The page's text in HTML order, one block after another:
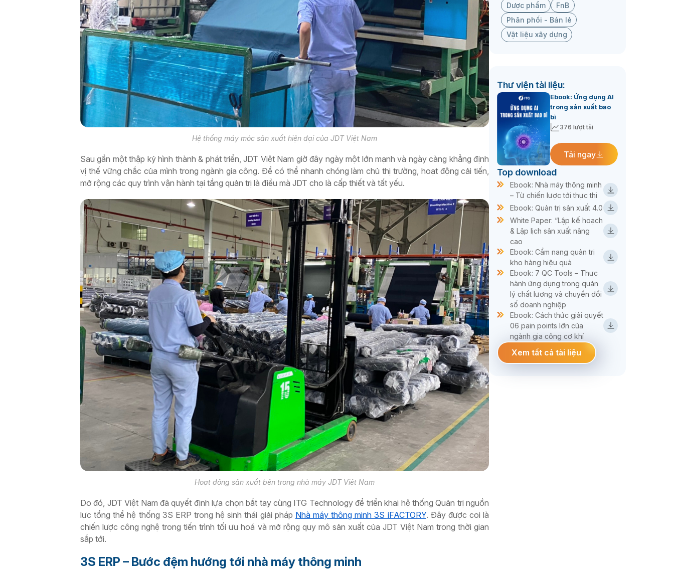
Hệ thống máy móc sản xuất hiện đại của JDT Việt Nam
Sau gần một thập kỷ hình thành & phát triển, JDT Việt Nam giờ đây ngày một lớn mạnh và ngày càng khẳng định
vị thế vững chắc của mình trong ngành gia công. Để có thể nhanh chóng làm chủ thị trường, hoạt động cải tiến,
mở rộng các quy trình vận hành tại tầng quản trị là điều mà JDT cho là cấp thiết và tất yếu.
Hoạt động sản xuất bên trong nhà máy JDT Việt Nam
Do đó, JDT Việt Nam đã quyết định lựa chọn bắt tay cùng ITG Technology để triển khai hệ thống Quản trị nguồn
lực tổng thể hệ thống 3S ERP trong hệ sinh thái giải pháp Nhà máy thông minh 3S iFACTORY. Đây được coi là
chiến lược công nghệ trong tiến trình tối ưu hoá và mở rộng quy mô sản xuất của JDT Việt Nam trong thời gian
sắp tới.
3S ERP – Bước đệm hướng tới nhà máy thông minh
Dược phẩm
FnB
Phân phối - Bán lẻ
Vật liệu xây dựng
Thư viện tài liệu:
Ebook: Ứng dụng AI
trong sản xuất bao
bì
376 lượt tải
Tải ngay
Top download
Ebook: Nhà máy thông minh
– Từ chiến lược tới thực thi
Ebook: Quản trị sản xuất 4.0
White Paper: “Lập kế hoạch
& Lập lịch sản xuất nâng
cao
Ebook: Cẩm nang quản trị
kho hàng hiệu quả
Ebook: 7 QC Tools – Thực
hành ứng dụng trong quản
lý chất lượng và chuyển đổi
số doanh nghiệp
Ebook: Cách thức giải quyết
06 pain points lớn của
ngành gia công cơ khí
Xem tất cả tài liệu